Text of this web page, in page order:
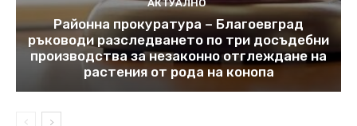
АКТУАЛНО
Районна прокуратура – Благоевград
ръководи разследването по три досъдебни
производства за незаконно отглеждане на
растения от рода на конопа